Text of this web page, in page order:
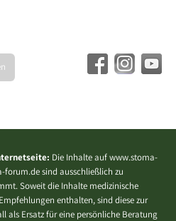
Die Inhalte auf www.stoma-
sind ausschließlich zu
Soweit die Inhalte medizinische
enthalten, sind diese zur
als Ersatz für eine persönliche Beratung